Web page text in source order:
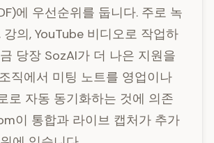
에 우선순위를 둡니다. 주로 녹
강의, YouTube 비디오로 작업하
당장 SozAI가 더 나은 지원을
직에서 미팅 노트를 영업이나
로 자동 동기화하는 것에 의존
이 통합과 라이브 캡처가 추가